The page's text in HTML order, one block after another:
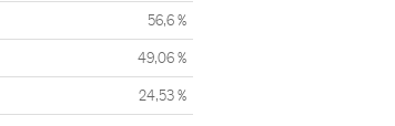
56,6 %
49,06 %
24,53 %